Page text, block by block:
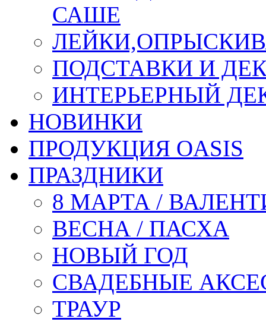
САШЕ
ПОДСТАВКИ И
ИНТЕРЬЕРНЫЙ
НОВИНКИ
ПРОДУКЦИЯ OASIS
ПРАЗДНИКИ
8 МАРТА /
ВЕСНА / ПАСХА
НОВЫЙ ГОД
СВАДЕБНЫЕ
ТРАУР